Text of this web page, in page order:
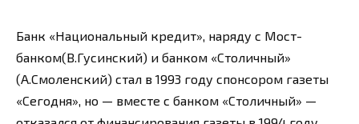
Банк «Национальный кредит», наряду с Мост-
банком(В.Гусинский) и банком «Столичный»
(А.Смоленский) стал в 1993 году спонсором газеты
«Сегодня», но — вместе с банком «Столичный» —